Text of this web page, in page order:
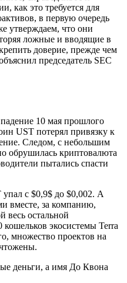
как это требуется для
в первую очередь
утверждаем, что они
ложные и вводящие в
доверие, прежде чем
председатель SEC
10 мая прошлого
UST потерял привязку к
Следом, с небольшим
обрушилась криптовалюта
пытались спасти
с $0,9$ до $0,002. А
вместе, за компанию,
весь остальной
экосистемы Terra
множество проектов на
деньги, а имя До Квона